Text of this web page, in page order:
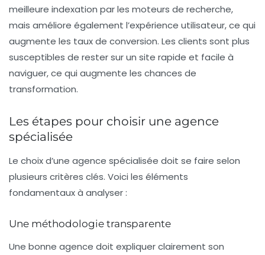
meilleure indexation par les moteurs de recherche,
mais améliore également l’expérience utilisateur, ce qui
augmente les taux de conversion. Les clients sont plus
susceptibles de rester sur un site rapide et facile à
naviguer, ce qui augmente les chances de
transformation.
Les étapes pour choisir une agence
spécialisée
Le choix d’une agence spécialisée doit se faire selon
plusieurs critères clés. Voici les éléments
fondamentaux à analyser :
Une méthodologie transparente
Une bonne agence doit expliquer clairement son